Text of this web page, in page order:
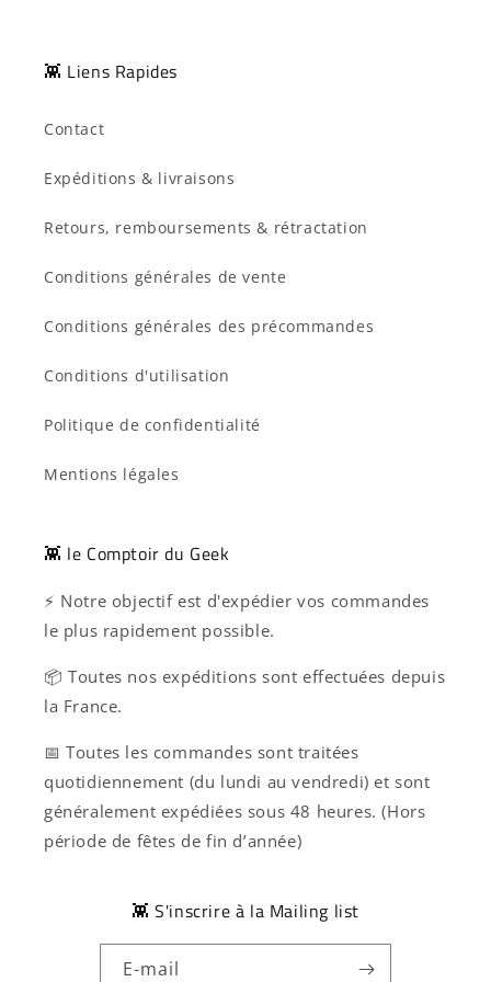
👾 Liens Rapides
Contact
Expéditions & livraisons
Retours, remboursements & rétractation
Conditions générales de vente
Conditions générales des précommandes
Conditions d'utilisation
Politique de confidentialité
Mentions légales
👾 le Comptoir du Geek
⚡ Notre objectif est d'expédier vos commandes
le plus rapidement possible.
📦 Toutes nos expéditions sont effectuées depuis
la France.
📅 Toutes les commandes sont traitées
quotidiennement (du lundi au vendredi) et sont
généralement expédiées sous 48 heures. (Hors
période de fêtes de fin d’année)
👾 S'inscrire à la Mailing list
E-mail